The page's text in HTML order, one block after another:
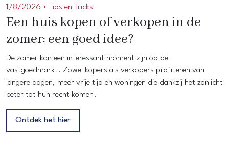
1/8/2026 • Tips en Tricks
Een huis kopen of verkopen in de
zomer: een goed idee?
De zomer kan een interessant moment zijn op de
vastgoedmarkt. Zowel kopers als verkopers profiteren van
langere dagen, meer vrije tijd en woningen die dankzij het zonlicht
beter tot hun recht komen.
Ontdek het hier